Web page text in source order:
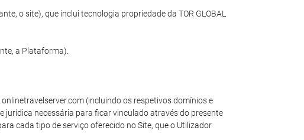
o site), que inclui tecnologia propriedade da TOR GLOBAL
a Plataforma).
(incluindo os respetivos domínios e
jurídica necessária para ficar vinculado através do presente
cada tipo de serviço oferecido no Site, que o Utilizador